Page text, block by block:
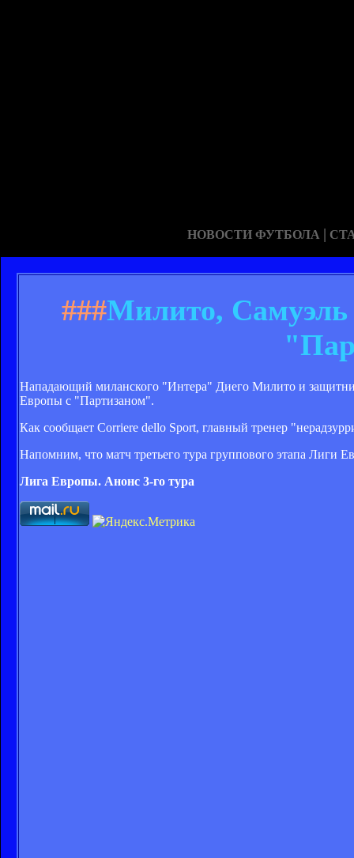
НОВОСТИ ФУТБОЛА |
###Милито, Самуэль
Нападающий миланского "Интера" Диего Милито и
Европы с "Партизаном".
Как сообщает Corriere dello Sport, главный тренер
Напомним, что матч третьего тура группового этапа Лиги
Лига Европы. Анонс 3-го тура